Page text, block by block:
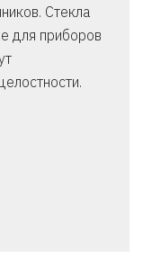
Стекла
для приборов